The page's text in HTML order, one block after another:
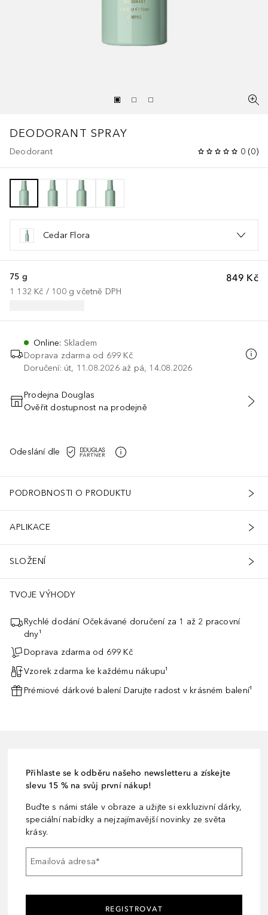
DEODORANT SPRAY
Deodorant 0 (0)
Cedar Flora
849 Kč
75 g
1 132 Kč / 100 g včetně DPH
Online: Skladem
Doprava zdarma od 699 Kč
Doručení: út, 11.08.2026 až pá, 14.08.2026
PŘIDAT DO KOŠÍKU
Prodejna Douglas
Ověřit dostupnost na prodejně
Odeslání dle
PODROBNOSTI O PRODUKTU
APLIKACE
SLOŽENÍ
TVOJE VÝHODY
Rychlé dodání Očekávané doručení za 1 až 2 pracovní
dny¹
Doprava zdarma od 699 Kč
Vzorek zdarma ke každému nákupu¹
Prémiové dárkové balení Darujte radost v krásném balení¹
Přihlaste se k odběru našeho newsletteru a získejte
slevu 15 % na svůj první nákup!
Buďte s námi stále v obraze a užijte si exkluzivní dárky,
speciální nabídky a nejzajímavější novinky ze světa
krásy.
Emailová adresa*
REGISTROVAT